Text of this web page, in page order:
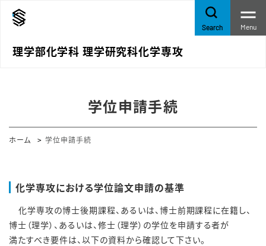
理学部化学科 理学研究科化学専攻
Search Menu
学位申請手続
ホーム 学位申請手続
化学専攻における学位論文申請の基準
化学専攻の博士後期課程、あるいは、博士前期課程に在籍し、
博士（理学）、あるいは、修士（理学）の学位を申請する者が
満たすべき要件は、以下の資料から確認して下さい。